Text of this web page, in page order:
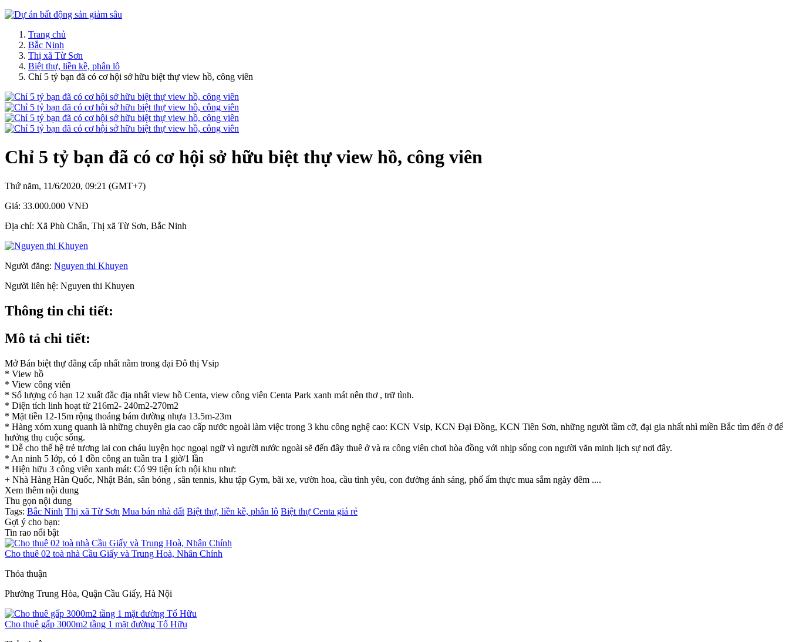
Trang chủ
Bắc Ninh
Thị xã Từ Sơn
Biệt thự, liền kề, phân lô
Chỉ 5 tỷ bạn đã có cơ hội sở hữu biệt thự view hồ, công viên
Chỉ 5 tỷ bạn đã có cơ hội sở hữu biệt thự view hồ, công viên
Thứ năm, 11/6/2020, 09:21 (GMT+7)
Giá: 33.000.000 VNĐ
Địa chỉ: Xã Phù Chẩn, Thị xã Từ Sơn, Bắc Ninh
Người đăng: Nguyen thi Khuyen
Người liên hệ: Nguyen thi Khuyen
Thông tin chi tiết:
Mô tả chi tiết:
Mở Bán biệt thự đẳng cấp nhất nằm trong đại Đô thị Vsip
* View hồ
* View công viên
* Số lượng có hạn 12 xuất đắc địa nhất view hồ Centa, view công viên Centa Park xanh mát nên thơ , trữ tình.
* Diện tích linh hoạt từ 216m2- 240m2-270m2
* Mặt tiền 12-15m rộng thoáng bám đường nhựa 13.5m-23m
* Hàng xóm xung quanh là những chuyên gia cao cấp nước ngoài làm việc trong 3 khu công nghệ cao: KCN Vsip, KCN Đại Đồng, KCN Tiên Sơn, những người tầm cỡ, đại gia nhất nhì miền Bắc tìm đến ở để
hưởng thụ cuộc sống.
* Dễ cho thế hệ trẻ tương lai con cháu luyện học ngoại ngữ vì người nước ngoài sẽ đến đây thuê ở và ra công viên chơi hòa đồng với nhịp sống con người văn minh lịch sự nơi đây.
* An ninh 5 lớp, có 1 đồn công an tuần tra 1 giờ/1 lần
* Hiện hữu 3 công viên xanh mát: Có 99 tiện ích nội khu như:
+ Nhà Hàng Hàn Quốc, Nhật Bản, sân bóng , sân tennis, khu tập Gym, bãi xe, vườn hoa, cầu tình yêu, con đường ánh sáng, phố ẩm thực mua sắm ngày đêm ....
Xem thêm nội dung
Thu gọn nội dung
Tags: Bắc Ninh Thị xã Từ Sơn Mua bán nhà đất Biệt thự, liền kề, phân lô Biệt thự Centa giá rẻ
Gợi ý cho bạn:
Tin rao nổi bật
Cho thuê 02 toà nhà Cầu Giấy và Trung Hoà, Nhân Chính
Thỏa thuận
Phường Trung Hòa, Quận Cầu Giấy, Hà Nội
Cho thuê gấp 3000m2 tầng 1 mặt đường Tố Hữu